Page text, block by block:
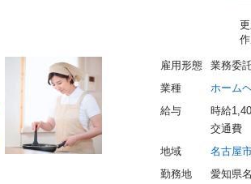
雇用形態
業務委
業種
ホーム
給与
時給
交通費
地域
名古屋
勤務地
愛知県